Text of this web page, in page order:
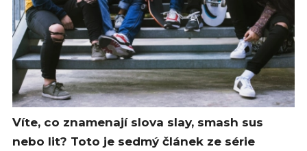
Víte, co znamenají slova slay, smash sus
nebo lit? Toto je sedmý článek ze série